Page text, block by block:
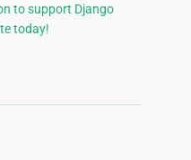
to support Django
today!